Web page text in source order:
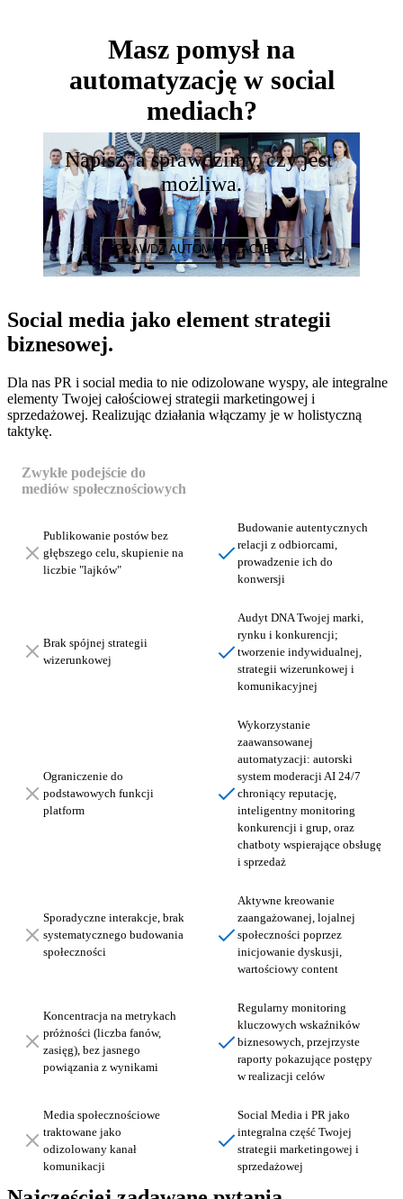
Masz pomysł na
automatyzację w social
mediach?
Napisz, a sprawdzimy, czy jest
możliwa.
SPRAWDŹ AUTOMATYZACJĘ
Social media jako element strategii
biznesowej.
Dla nas PR i social media to nie odizolowane wyspy, ale integralne
elementy Twojej całościowej strategii marketingowej i
sprzedażowej. Realizując działania włączamy je w holistyczną
taktykę.
Zwykłe podejście do
mediów społecznościowych
Publikowanie postów bez
głębszego celu, skupienie na
liczbie "lajków"
Budowanie autentycznych
relacji z odbiorcami,
prowadzenie ich do
konwersji
Brak spójnej strategii
wizerunkowej
Audyt DNA Twojej marki,
rynku i konkurencji;
tworzenie indywidualnej,
strategii wizerunkowej i
komunikacyjnej
Ograniczenie do
podstawowych funkcji
platform
Wykorzystanie
zaawansowanej
automatyzacji: autorski
system moderacji AI 24/7
chroniący reputację,
inteligentny monitoring
konkurencji i grup, oraz
chatboty wspierające obsługę
i sprzedaż
Sporadyczne interakcje, brak
systematycznego budowania
społeczności
Aktywne kreowanie
zaangażowanej, lojalnej
społeczności poprzez
inicjowanie dyskusji,
wartościowy content
Koncentracja na metrykach
próżności (liczba fanów,
zasięg), bez jasnego
powiązania z wynikami
Regularny monitoring
kluczowych wskaźników
biznesowych, przejrzyste
raporty pokazujące postępy
w realizacji celów
Media społecznościowe
traktowane jako
odizolowany kanał
komunikacji
Social Media i PR jako
integralna część Twojej
strategii marketingowej i
sprzedażowej